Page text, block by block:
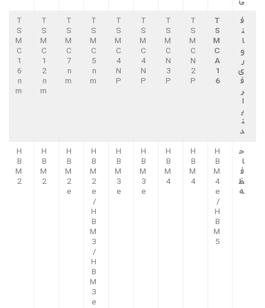
ف
ن
ا
و
ر
ی
ف
ر
ا
ی
ن
د
T
S
M
C
A
1
6
T
S
M
C
N
2
P
T
S
M
C
N
3
P
T
S
M
C
4
N
P
T
S
M
C
4
N
P
T
S
M
C
5
n
m
T
S
M
C
7
n
m
T
S
M
C
1
2
n
m
T
S
M
C
1
6
n
m
ح
ا
ف
ظ
ه
H
B
M
4
e
/
H
B
M
5
H
B
M
4
H
B
M
4
H
B
M
3
e
H
B
M
3
e
H
B
M
2
e
/
H
B
M
3
/
H
B
M
3
e
H
B
M
2
e
H
B
M
2
H
B
M
2